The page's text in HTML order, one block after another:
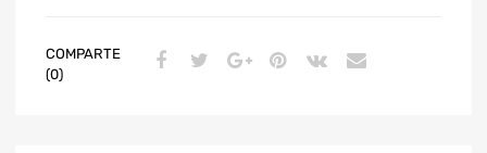
COMPARTE
(0)